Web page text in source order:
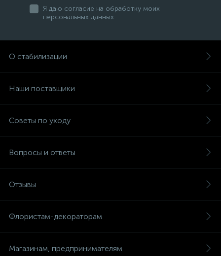
Я даю согласие на обработку моих
персональных данных
О стабилизации
Наши поставщики
Советы по уходу
Вопросы и ответы
Отзывы
Флористам-декораторам
Магазинам, предпринимателям